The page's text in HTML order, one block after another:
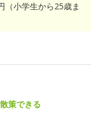
（小学生から25歳ま
策できる